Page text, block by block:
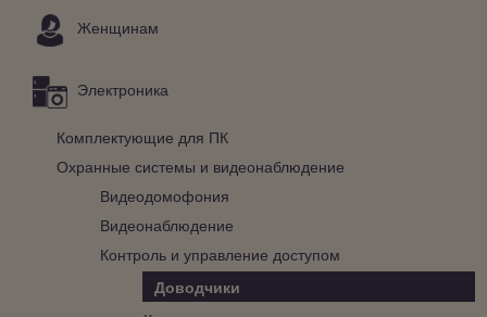
Женщинам
Электроника
Комплектующие для ПК
Охранные системы и видеонаблюдение
Видеодомофония
Видеонаблюдение
Контроль и управление доступом
Доводчики